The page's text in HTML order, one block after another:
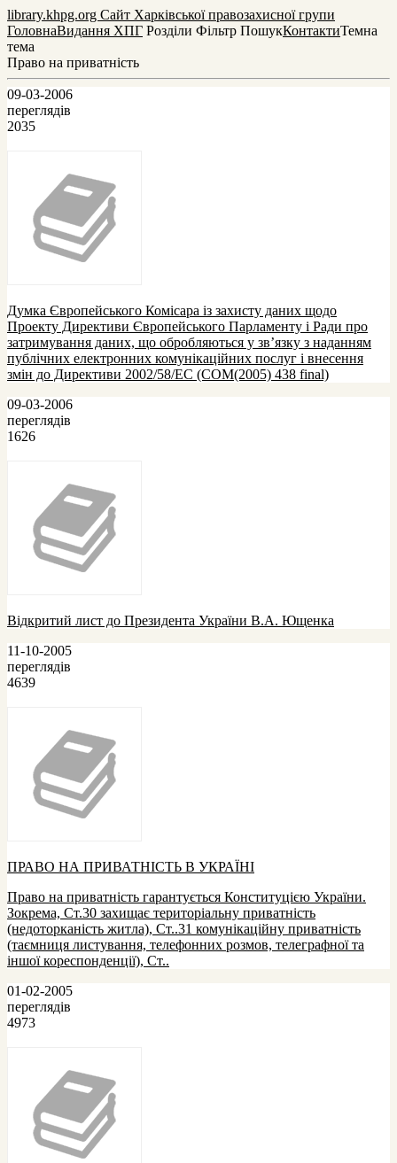
library.khpg.org Сайт Харківської правозахисної групи
ГоловнаВидання ХПГ Розділи Фільтр ПошукКонтактиТемна
тема
Право на приватність
09-03-2006
переглядів
2035
Думка Європейського Комісара із захисту даних щодо
Проекту Директиви Європейського Парламенту і Ради про
затримування даних, що обробляються у зв’язку з наданням
публічних електронних комунікаційних послуг і внесення
змін до Директиви 2002/58/EC (COM(2005) 438 final)
09-03-2006
переглядів
1626
Відкритий лист до Президента України В.А. Ющенка
11-10-2005
переглядів
4639
ПРАВО НА ПРИВАТНІСТЬ В УКРАЇНІ
Право на приватність гарантується Конституцією України.
Зокрема, Ст.30 захищає територіальну приватність
(недоторканість житла), Ст..31 комунікаційну приватність
(таємниця листування, телефонних розмов, телеграфної та
іншої кореспонденції), Ст..
01-02-2005
переглядів
4973